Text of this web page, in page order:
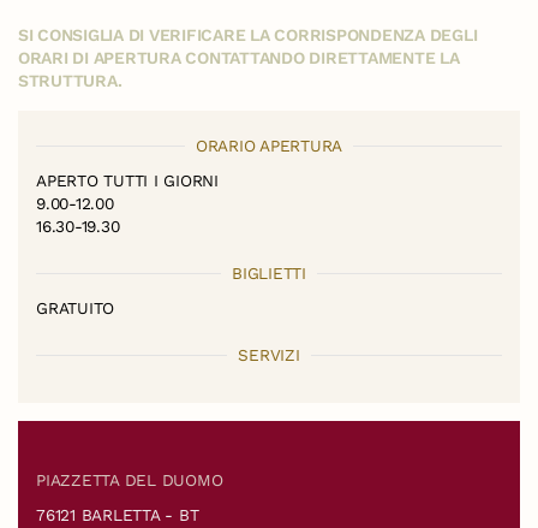
SI CONSIGLIA DI VERIFICARE LA CORRISPONDENZA DEGLI
ORARI DI APERTURA CONTATTANDO DIRETTAMENTE LA
STRUTTURA.
ORARIO APERTURA
APERTO TUTTI I GIORNI
9.00-12.00
16.30-19.30
BIGLIETTI
GRATUITO
SERVIZI
PIAZZETTA DEL DUOMO
76121 BARLETTA - BT